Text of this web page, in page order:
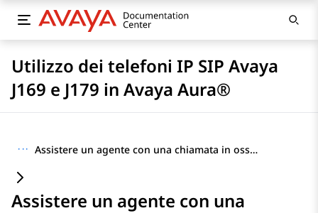
Utilizzo dei telefoni IP SIP Avaya
J169 e J179 in Avaya Aura®
··· Assistere un agente con una chiamata in osservazione
Assistere un agente con una